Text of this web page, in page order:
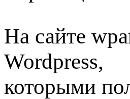
На сайте
Wordpress,
которыми